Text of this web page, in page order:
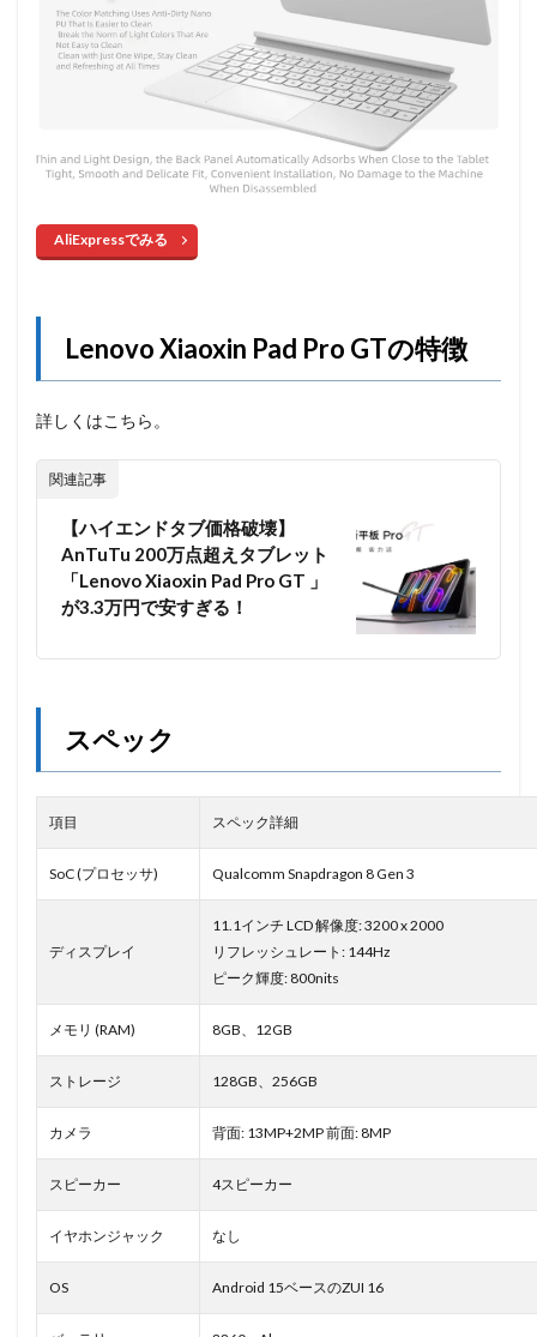
AliExpressでみる
Lenovo Xiaoxin Pad Pro GTの特徴
詳しくはこちら。
関連記事
【ハイエンドタブ価格破壊】
AnTuTu 200万点超えタブレット
「Lenovo Xiaoxin Pad Pro GT 」
が3.3万円で安すぎる！
スペック
項目 スペック詳細
SoC (プロセッサ) Qualcomm Snapdragon 8 Gen 3
ディスプレイ
11.1インチ LCD 解像度: 3200 x 2000
リフレッシュレート: 144Hz
ピーク輝度: 800nits
メモリ (RAM) 8GB、12GB
ストレージ 128GB、256GB
カメラ 背面: 13MP+2MP 前面: 8MP
スピーカー 4スピーカー
イヤホンジャック なし
OS Android 15ベースのZUI 16